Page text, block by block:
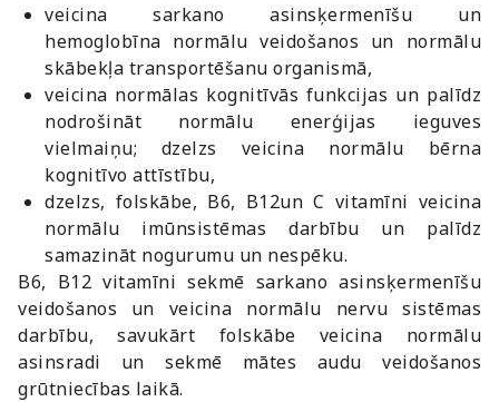
veicina sarkano asinsķermenīšu un
hemoglobīna normālu veidošanos un normālu
skābekļa transportēšanu organismā,
veicina normālas kognitīvās funkcijas un palīdz
nodrošināt normālu enerģijas ieguves
vielmaiņu; dzelzs veicina normālu bērna
kognitīvo attīstību,
dzelzs, folskābe, B6, B12un C vitamīni veicina
normālu imūnsistēmas darbību un palīdz
samazināt nogurumu un nespēku.
B6, B12 vitamīni sekmē sarkano asinsķermenīšu
veidošanos un veicina normālu nervu sistēmas
darbību, savukārt folskābe veicina normālu
asinsradi un sekmē mātes audu veidošanos
grūtniecības laikā.